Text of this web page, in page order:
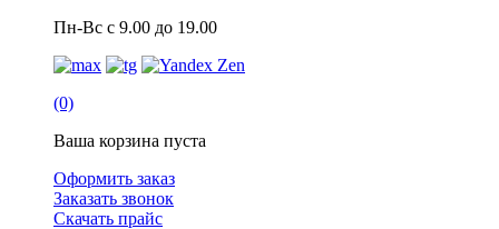
Пн-Вс с 9.00 до 19.00
(0)
Ваша корзина пуста
Оформить заказ
Заказать звонок
Скачать прайс